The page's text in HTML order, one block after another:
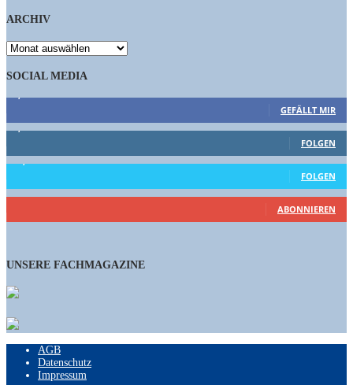
ARCHIV
ARCHIV
SOCIAL MEDIA
GEFÄLLT MIR
1,662 Follower
FOLGEN
15,658 Follower
FOLGEN
460 Abonnenten
ABONNIEREN
UNSERE FACHMAGAZINE
AGB
Datenschutz
Impressum